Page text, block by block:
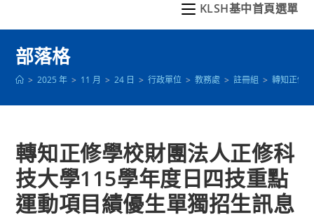
KLSH基中首頁選單
部落格
> 2025 年 > 11 月 > 24 日 > 行政單位 > 教務處 > 註冊組 > 轉知正修
轉知正修學校財團法人正修科
技大學115學年度日四技重點
運動項目績優生單獨招生訊息